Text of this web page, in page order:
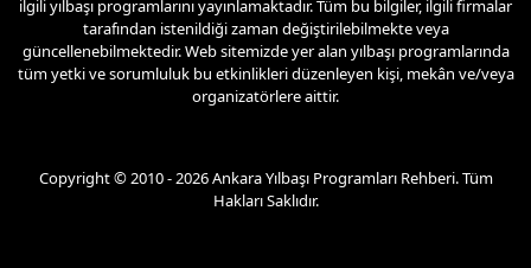
ilgili yılbaşı programlarını yayınlamaktadır. Tüm bu bilgiler, ilgili firmalar
tarafından istenildiği zaman değiştirilebilmekte veya
güncellenebilmektedir. Web sitemizde yer alan yılbaşı programlarında
tüm yetki ve sorumluluk bu etkinlikleri düzenleyen kişi, mekân ve/veya
organizatörlere aittir.
Copyright © 2010 - 2026 Ankara Yılbaşı Programları Rehberi. Tüm
Hakları Saklıdır.